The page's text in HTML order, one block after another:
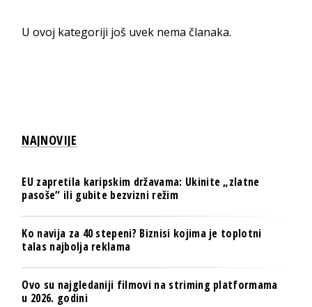
U ovoj kategoriji još uvek nema članaka.
NAJNOVIJE
EU zapretila karipskim državama: Ukinite „zlatne
pasoše“ ili gubite bezvizni režim
Ko navija za 40 stepeni? Biznisi kojima je toplotni
talas najbolja reklama
Ovo su najgledaniji filmovi na striming platformama
u 2026. godini